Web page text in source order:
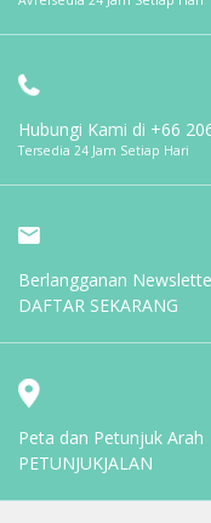
Hubungi Kami di +66
Tersedia 24 Jam Setiap Hari
Berlangganan
DAFTAR SEKARANG
Peta dan Petunjuk Arah
PETUNJUKJALAN